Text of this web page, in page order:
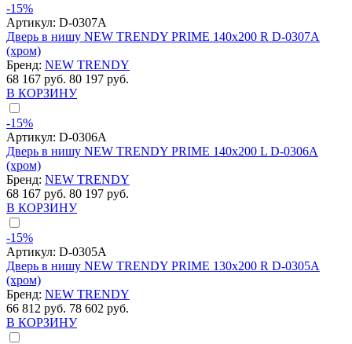
-15%
Артикул: D-0307A
Дверь в нишу NEW TRENDY PRIME 140x200 R D-0307A
(хром)
Бренд: NEW TRENDY
68 167 руб. 80 197 руб.
В КОРЗИНУ
-15%
Артикул: D-0306A
Дверь в нишу NEW TRENDY PRIME 140x200 L D-0306A
(хром)
Бренд: NEW TRENDY
68 167 руб. 80 197 руб.
В КОРЗИНУ
-15%
Артикул: D-0305A
Дверь в нишу NEW TRENDY PRIME 130x200 R D-0305A
(хром)
Бренд: NEW TRENDY
66 812 руб. 78 602 руб.
В КОРЗИНУ